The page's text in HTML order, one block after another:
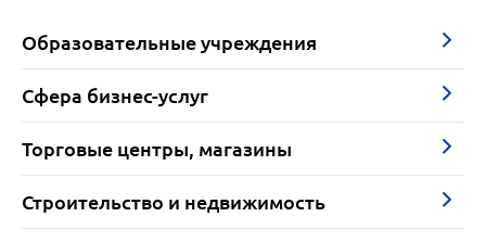
Образовательные учреждения
Сфера бизнес-услуг
Торговые центры, магазины
Строительство и недвижимость